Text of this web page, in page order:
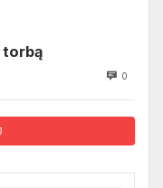
torbą
0